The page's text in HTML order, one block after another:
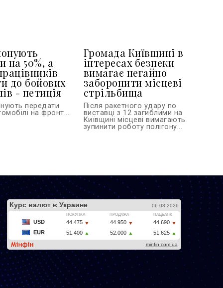
на 50%, а
до бойових
- петиція
передати
на фронт...
Громада Київщині в
інтересах безпеки
вимагає негайно
заборонити місцеві
стрільбища
Після ракетного удару по
виставці з 12 загиблими на
Київщині місцеві вимагають
зупинити роботу полігону...